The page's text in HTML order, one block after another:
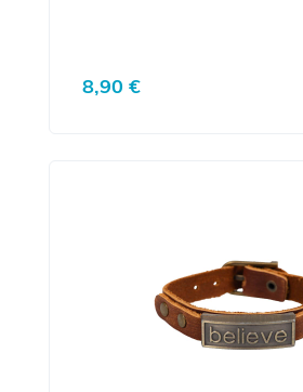
Regulärer Preis:
8,90 €